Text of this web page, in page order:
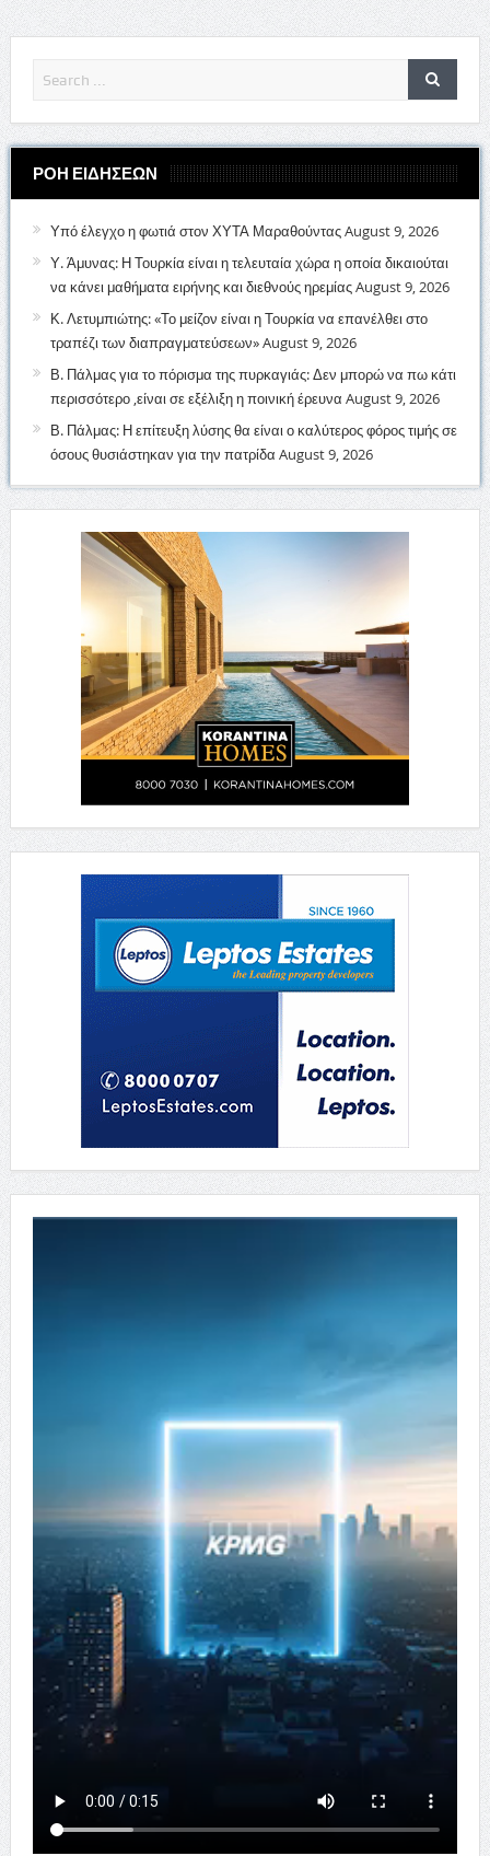
ΡΟΗ ΕΙΔΗΣΕΩΝ
Υπό έλεγχο η φωτιά στον ΧΥΤΑ ΜαραθούνταςAugust 9, 2026
Υ. Άμυνας: Η Τουρκία είναι η τελευταία χώρα η οποία δικαιούται
να κάνει μαθήματα ειρήνης και διεθνούς ηρεμίαςAugust 9, 2026
Κ. Λετυμπιώτης: «Το μείζον είναι η Τουρκία να επανέλθει στο
τραπέζι των διαπραγματεύσεων»August 9, 2026
Β. Πάλμας για το πόρισμα της πυρκαγιάς: Δεν μπορώ να πω κάτι
περισσότερο ,είναι σε εξέλιξη η ποινική έρευνα August 9, 2026
Β. Πάλμας: Η επίτευξη λύσης θα είναι ο καλύτερος φόρος τιμής σε
όσους θυσιάστηκαν για την πατρίδα August 9, 2026